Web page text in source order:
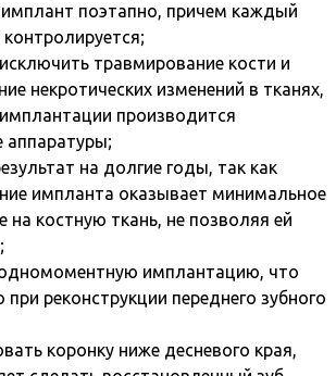
имплант поэтапно, причем каждый
контролируется;
травмирование кости и
некротических изменений в тканях,
производится
аппаратуры;
на долгие годы, так как
импланта оказывает минимальное
на костную ткань, не позволяя ей
имплантацию, что
реконструкции переднего зубного
коронку ниже десневого края,